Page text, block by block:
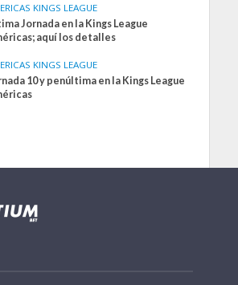
KINGS LEAGUE
Jornada en la Kings League
aquí los detalles
KINGS LEAGUE
10 y penúltima en la Kings League